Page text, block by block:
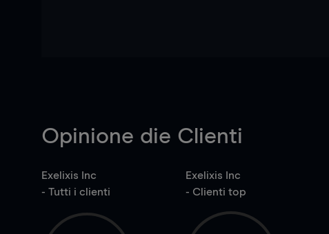
Opinione die Clienti
Exelixis Inc
- Tutti i clienti
Exelixis Inc
- Clienti top